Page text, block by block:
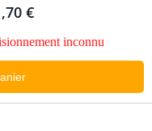
€
inconnu